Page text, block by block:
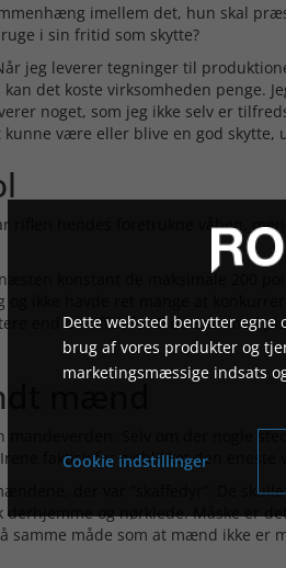
imellem det, hun skal
i sin fritid som skytte?
jeg leverer tegninger til
det koste virksomheden penge.
noget, som jeg ikke selv er
være eller blive en god skytte,
riflen hendes foretrukne våben,
konstant de maksimale 200
ikke havde ret mange at
end en riffel, fordi du står med
mænd
Selv om der nogle
faktisk for øjeblikket den eneste
der var ”skaffedyr”. De skulle
derhjemme og nørklede. Måske er
samme måde som at mænd ikke er
Dette websted benytter egne
brug af vores produkter og
marketingsmæssige indsats
Cookie indstillinger